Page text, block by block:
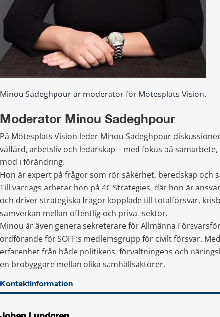
Minou Sadeghpour är moderator för Mötesplats Vision.
Moderator Minou Sadeghpour
På Mötesplats Vision leder Minou Sadeghpour
välfärd, arbetsliv och ledarskap – med fokus på
mod i förändring.
Hon är expert på frågor som rör säkerhet, beredskap och
Till vardags arbetar hon på 4C Strategies, där hon är
och driver strategiska frågor kopplade till totalförsvar,
samverkan mellan offentlig och privat sektor.
Minou är även generalsekreterare för Allmänna
ordförande för SOFF:s medlemsgrupp för civilt försvar.
erfarenhet från både politikens, förvaltningens och
en brobyggare mellan olika samhällsaktörer.
Kontaktinformation